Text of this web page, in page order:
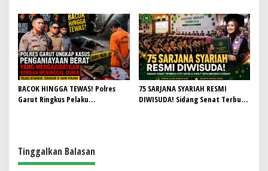
Slogan, Warga Bersatu Sambut
HUT RI ke-81
Menjaga Warisan Leluhur dari
Ruang Kelas
BACOK HINGGA TEWAS! Polres
Garut Ringkus Pelaku
75 SARJANA SYARIAH RESMI
DIWISUDA! Sidang Senat Terbuka
Tinggalkan Balasan